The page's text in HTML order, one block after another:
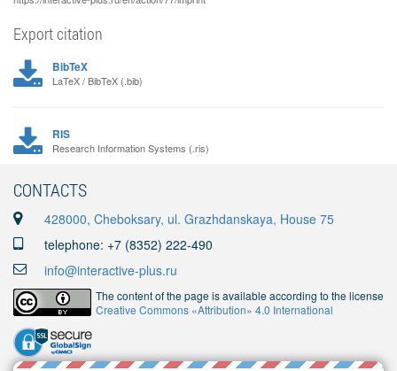
Export citation
BibTeX
LaTeX / BibTeX (.bib)
RIS
Research Information Systems (.ris)
CONTACTS
428000, Cheboksary, ul. Grazhdanskaya, House 75
telephone: +7 (8352) 222-490
info@interactive-plus.ru
The content of the page is available according to the license
Creative Commons «Attribution» 4.0 International